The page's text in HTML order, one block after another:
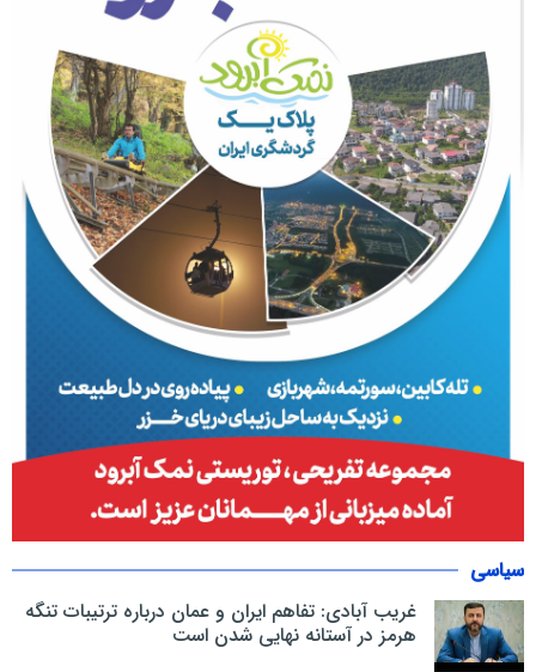
سیاسی
غریب آبادی: تفاهم ایران و عمان درباره ترتیبات تنگه
هرمز در آستانه نهایی شدن است